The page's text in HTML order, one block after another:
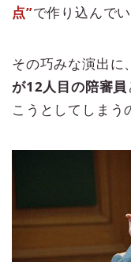
点”で作り込んでい
その巧みな演出に
が12人目の陪審員
こうとしてしまう